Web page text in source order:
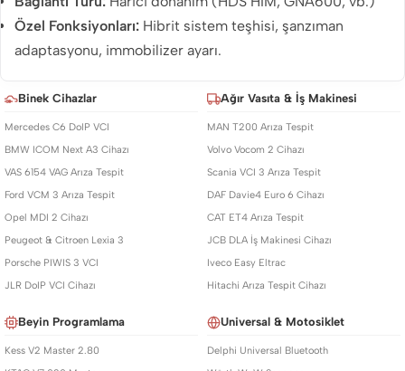
Özel Fonksiyonları: Hibrit sistem teşhisi, şanzıman
adaptasyonu, immobilizer ayarı.
Binek Cihazlar
Mercedes C6 DoIP VCI
BMW ICOM Next A3 Cihazı
VAS 6154 VAG Arıza Tespit
Ford VCM 3 Arıza Tespit
Opel MDI 2 Cihazı
Peugeot & Citroen Lexia 3
Porsche PIWIS 3 VCI
JLR DoIP VCI Cihazı
Ağır Vasıta & İş Makinesi
MAN T200 Arıza Tespit
Volvo Vocom 2 Cihazı
Scania VCI 3 Arıza Tespit
DAF Davie4 Euro 6 Cihazı
CAT ET4 Arıza Tespit
JCB DLA İş Makinesi Cihazı
Iveco Easy Eltrac
Hitachi Arıza Tespit Cihazı
Beyin Programlama
Kess V2 Master 2.80
Universal & Motosiklet
Delphi Universal Bluetooth